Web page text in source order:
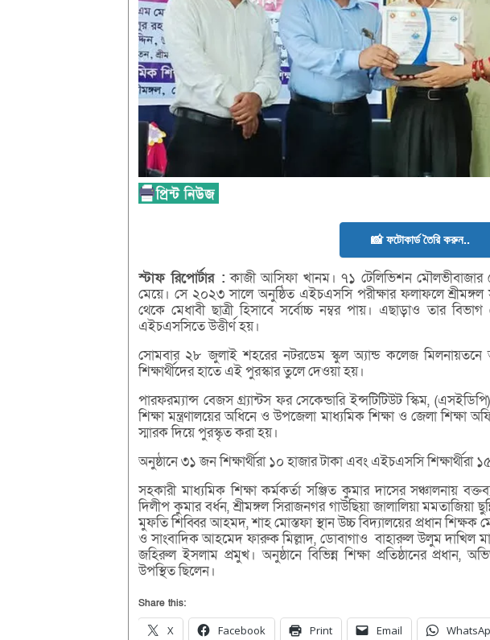
📸 ফটোকার্ড তৈরি করুন..
স্টাফরিপোর্টার : কাজী আসিফা খানম। ৭১ টেলিভিশন মৌলভীবাজার
মেয়ে। সে ২০২৩ সালে অনুষ্ঠিত এইচএসসি পরীক্ষার ফলাফলে
থেকে মেধাবী ছাত্রী হিসাবে সর্বোচ্চ নম্বর পায়। এছাড়াও তার
এইচএসসিতে উত্তীর্ণ হয়।
সোমবার ২৮ জুলাই শহরের নটরডেম স্কুল অ্যান্ড কলেজ
শিক্ষার্থীদের হাতে এই পুরস্কার তুলে দেওয়া হয়।
পারফরম্যান্স বেজস গ্র্যান্টস ফর সেকেন্ডারি ইন্সটিটিউট স্কিম,
শিক্ষা মন্ত্রণালয়ের অধিনে ও উপজেলা মাধ্যমিক শিক্ষা ও জেলা শিক্ষা
স্মারক দিয়ে পুরস্কৃত করা হয়।
অনুষ্ঠানে ৩১ জন শিক্ষার্থীরা ১০ হাজার টাকা এবং এইচএসসি শিক্ষার্থীরা
সহকারী মাধ্যমিক শিক্ষা কর্মকর্তা সঞ্জিত কুমার দাসের সঞ্চালনায়
দিলীপ কুমার বর্ধন, শ্রীমঙ্গল সিরাজনগর গাউছিয়া জালালিয়া মমতাজিয়া
মুফতি শিব্বির আহমদ, শাহ মোস্তফা স্থান উচ্চ বিদ্যালয়ের প্রধান
ও সাংবাদিক আহমেদ ফারুক মিল্লাদ, ডোবাগাও বাহারুল উলুম দাখিল
জহিরুল ইসলাম প্রমুখ। অনুষ্ঠানে বিভিন্ন শিক্ষা প্রতিষ্ঠানের প্রধান,
উপস্থিত ছিলেন।
Share this:
X Facebook Print Email